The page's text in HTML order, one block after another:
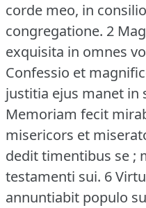
corde meo, in
congregatione. 2
exquisita in omnes
Confessio et
justitia ejus manet
Memoriam fecit
misericors et
dedit timentibus se ;
testamenti sui. 6
annuntiabit populo